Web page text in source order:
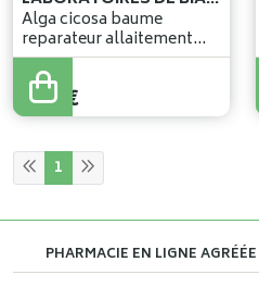
Alga cicosa baume
reparateur allaitement
40ml
13,95
9,76 €
1
PHARMACIE EN LIGNE AGRÉÉE